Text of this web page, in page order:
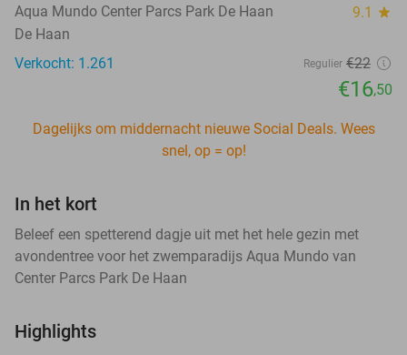
Aqua Mundo Center Parcs Park De Haan 9.1 star
De Haan
Verkocht: 1.261
Regulier €22
€16,50
Dagelijks om middernacht nieuwe Social Deals. Wees
snel, op = op!
In het kort
Beleef een spetterend dagje uit met het hele gezin met
avondentree voor het zwemparadijs Aqua Mundo van
Center Parcs Park De Haan
Highlights